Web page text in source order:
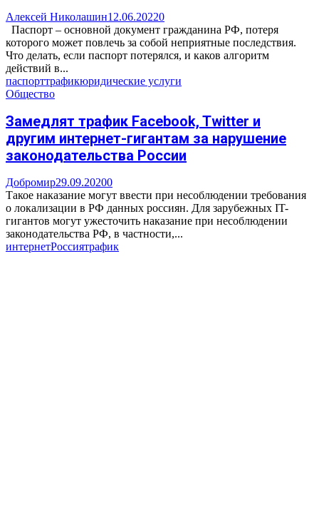
Алексей Николашин12.06.20220
Паспорт – основной документ гражданина РФ, потеря
которого может повлечь за собой неприятные последствия.
Что делать, если паспорт потерялся, и каков алгоритм
действий в...
паспорттрафикюридические услуги
Общество
Замедлят трафик Facebook, Twitter и
другим интернет-гигантам за нарушение
законодательства России
Добромир29.09.20200
Такое наказание могут ввести при несоблюдении требования
о локализации в РФ данных россиян. Для зарубежных IT-
гигантов могут ужесточить наказание при несоблюдении
законодательства РФ, в частности,...
интернетРоссиятрафик